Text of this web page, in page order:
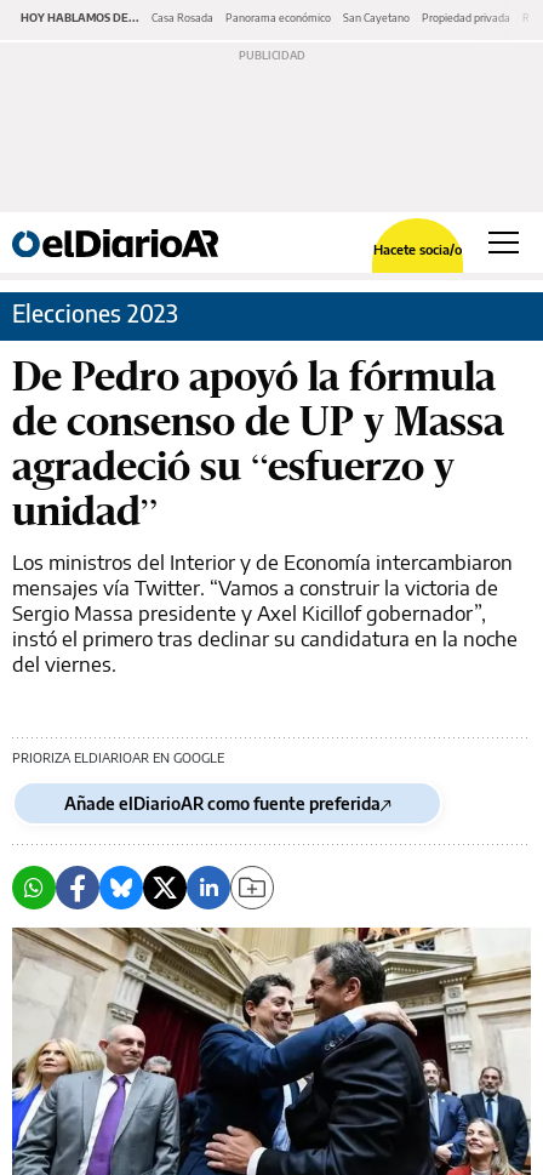
HOY HABLAMOS DE... Casa Rosada Panorama económico San Cayetano Propiedad privada
Hacete socia/o
Elecciones 2023
De Pedro apoyó la fórmula
de consenso de UP y Massa
agradeció su “esfuerzo y
unidad”
Los ministros del Interior y de Economía intercambiaron
mensajes vía Twitter. “Vamos a construir la victoria de
Sergio Massa presidente y Axel Kicillof gobernador”,
instó el primero tras declinar su candidatura en la noche
del viernes.
PRIORIZA ELDIARIOAR EN GOOGLE
Añade elDiarioAR como fuente preferida